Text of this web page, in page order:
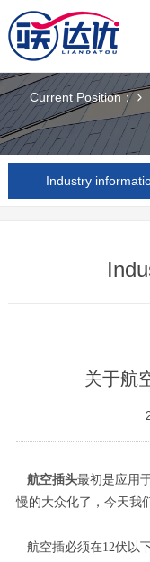
Current Position：
Industry
关于航
航空插头最初是应用
慢的大众化了，今天我
航空插必须在12伏以